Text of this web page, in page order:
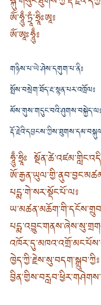
ཨོཾ་ཧཱུྃ་ཏྲཱཾ་ཧྲཱིཿཨཱ༔
ཨོཾ་ཨཱཿཧཱུྃ༔
གཉིས་པ་ཡེ་ཤེས་དགུག་པ་ནི༔
སྤོས་བསྲེག་ཐོད་རྔ་སྙན་པར་འཁྲོལ༔
ཧཱུྃ་ཧྲཱིཿ
པདྨ་གེ་སར་སྡོང་པོ་ལ༔
ཁྱེད་ཀྱི་རྗེས་སུ་བདག་སྒྲུབ་ཀྱི༔